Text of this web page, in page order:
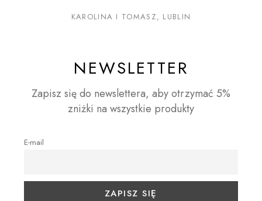
KAROLINA I TOMASZ, LUBLIN
NEWSLETTER
Zapisz się do newslettera, aby otrzymać 5%
zniżki na wszystkie produkty
E-mail